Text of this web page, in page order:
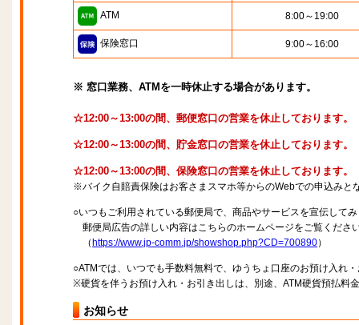
ATM 8:00～19:00
保険窓口 9:00～16:00
※ 窓口業務、ATMを一時休止する場合があります。
☆12:00～13:00の間、郵便窓口の営業を休止しております。
☆12:00～13:00の間、貯金窓口の営業を休止しております。
☆12:00～13:00の間、保険窓口の営業を休止しております。
※バイク自賠責保険はお客さまスマホ等からのWebでの申込みと
○いつもご利用されている郵便局で、商品やサービスを宣伝して
郵便局広告の詳しい内容はこちらのホームページをご覧くださ
（ https://www.jp-comm.jp/showshop.php?CD=700890）
○ATMでは、いつでも手数料無料で、ゆうちょ口座のお預け入れ
※硬貨を伴うお預け入れ・お引き出しは、別途、ATM硬貨預払料
お知らせ